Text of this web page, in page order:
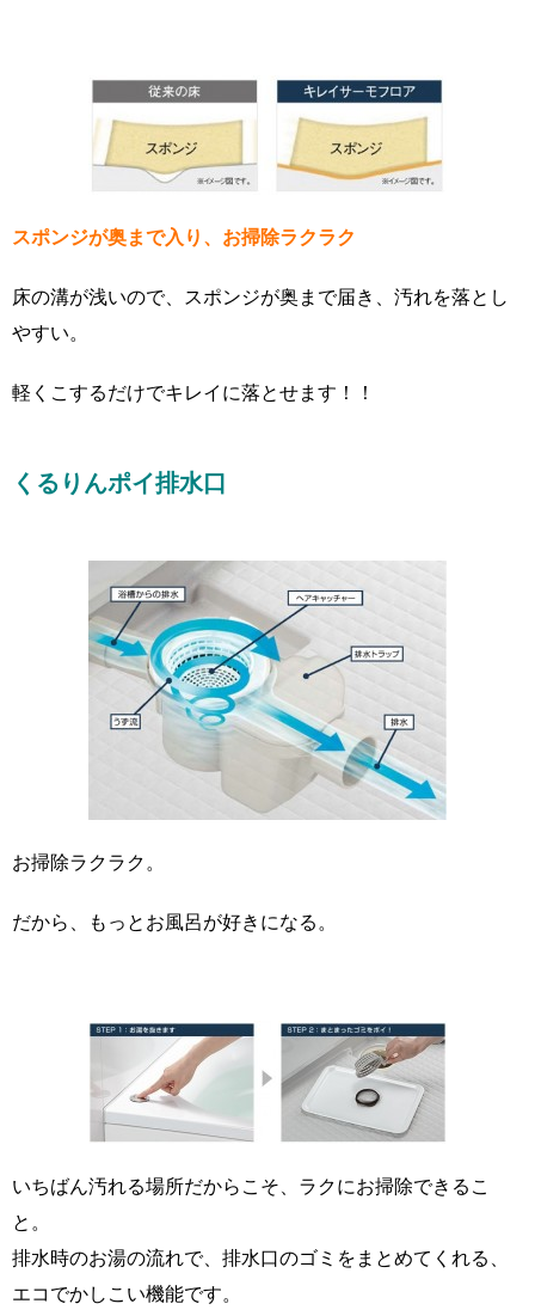
スポンジが奥まで入り、お掃除ラクラク
床の溝が浅いので、スポンジが奥まで届き、汚れを落とし
やすい。
軽くこするだけでキレイに落とせます！！
くるりんポイ排水口
お掃除ラクラク。
だから、もっとお風呂が好きになる。
いちばん汚れる場所だからこそ、ラクにお掃除できるこ
と。
排水時のお湯の流れで、排水口のゴミをまとめてくれる、
エコでかしこい機能です。